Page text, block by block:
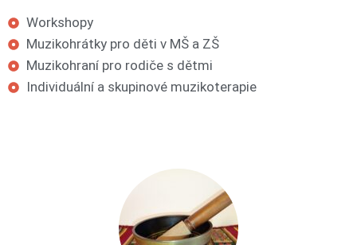
Workshopy
Muzikohrátky pro děti v MŠ a ZŠ
Muzikohraní pro rodiče s dětmi
Individuální a skupinové muzikoterapie